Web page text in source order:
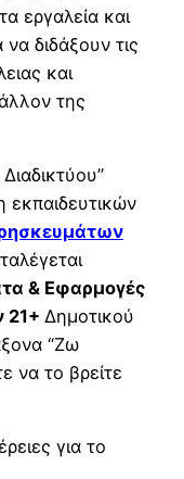
εργαλεία και
να διδάξουν τις
και
της
εκπαιδευτικών
& Εφαρμογές
21+ Δημοτικού
“Ζω
να το βρείτε
για το